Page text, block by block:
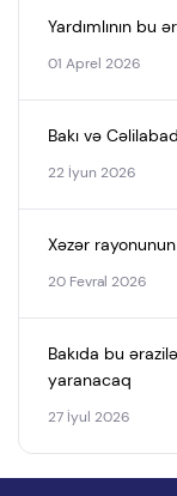
Yardımlının bu
01 Aprel 2026
Bakı və
22 İyun 2026
Xəzər
20 Fevral 2026
Bakıda bu
yaranacaq
27 İyul 2026